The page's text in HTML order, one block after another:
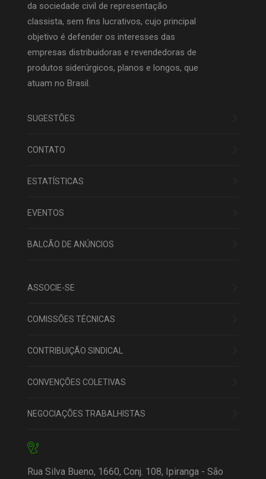
da sociedade civil de representação
classista, sem fins lucrativos, cujo principal
objetivo é defender os interesses das
empresas distribuidoras e revendedoras de
produtos siderúrgicos, planos e longos, que
atuam no Brasil.
SUGESTÕES
CONTATO
ESTATÍSTICAS
EVENTOS
BALCÃO DE ANÚNCIOS
ASSOCIE-SE
COMISSÕES TÉCNICAS
CONTRIBUIÇÃO SINDICAL
CONVENÇÕES COLETIVAS
NEGOCIAÇÕES TRABALHISTAS
Rua Silva Bueno, 1660, Conj. 108, Ipiranga - São